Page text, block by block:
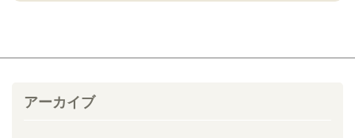
アーカイブ